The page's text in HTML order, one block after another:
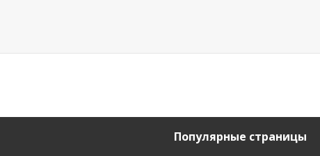
Популярные страницы